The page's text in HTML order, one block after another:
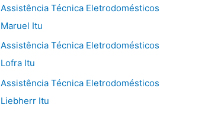
Assistência Técnica Eletrodomésticos
Maruel Itu
Assistência Técnica Eletrodomésticos
Lofra Itu
Assistência Técnica Eletrodomésticos
Liebherr Itu